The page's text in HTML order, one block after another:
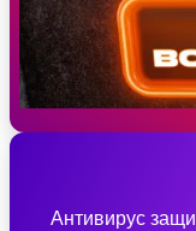
Антивирус